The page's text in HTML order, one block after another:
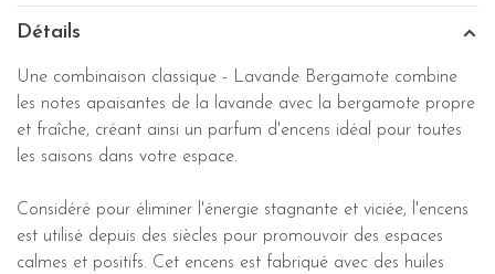
Détails
Une combinaison classique - Lavande Bergamote combine
les notes apaisantes de la lavande avec la bergamote propre
et fraîche, créant ainsi un parfum d'encens idéal pour toutes
les saisons dans votre espace.
Considéré pour éliminer l'énergie stagnante et viciée, l'encens
est utilisé depuis des siècles pour promouvoir des espaces
calmes et positifs. Cet encens est fabriqué avec des huiles